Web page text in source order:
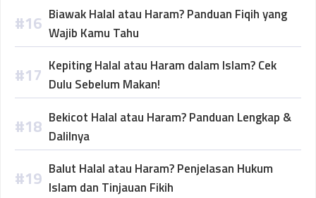
Biawak Halal atau Haram? Panduan Fiqih yang
Wajib Kamu Tahu
Kepiting Halal atau Haram dalam Islam? Cek
Dulu Sebelum Makan!
Bekicot Halal atau Haram? Panduan Lengkap &
Dalilnya
Balut Halal atau Haram? Penjelasan Hukum
Islam dan Tinjauan Fikih